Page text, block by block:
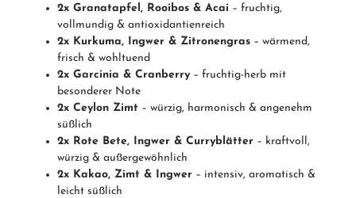
2x Granatapfel, Rooibos & Acai – fruchtig,
vollmundig & antioxidantienreich
2x Kurkuma, Ingwer & Zitronengras – wärmend,
frisch & wohltuend
2x Garcinia & Cranberry – fruchtig-herb mit
besonderer Note
2x Ceylon Zimt – würzig, harmonisch & angenehm
süßlich
2x Rote Bete, Ingwer & Curryblätter – kraftvoll,
würzig & außergewöhnlich
2x Kakao, Zimt & Ingwer – intensiv, aromatisch &
leicht süßlich